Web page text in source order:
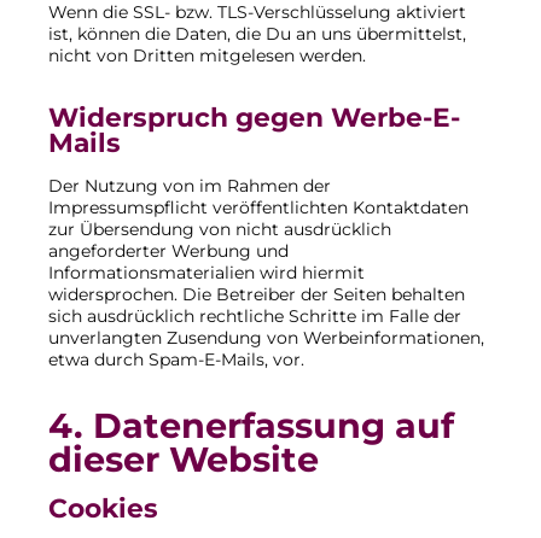
Wenn die SSL- bzw. TLS-Verschlüsselung aktiviert
ist, können die Daten, die Du an uns übermittelst,
nicht von Dritten mitgelesen werden.
Widerspruch gegen Werbe-E-
Mails
Der Nutzung von im Rahmen der
Impressumspflicht veröffentlichten Kontaktdaten
zur Übersendung von nicht ausdrücklich
angeforderter Werbung und
Informationsmaterialien wird hiermit
widersprochen. Die Betreiber der Seiten behalten
sich ausdrücklich rechtliche Schritte im Falle der
unverlangten Zusendung von Werbeinformationen,
etwa durch Spam-E-Mails, vor.
4. Datenerfassung auf
dieser Website
Cookies